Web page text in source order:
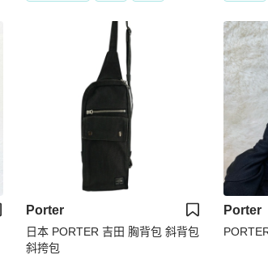
Porter
日本 PORTER 吉田 胸背包 斜背包
斜挎包
Porter